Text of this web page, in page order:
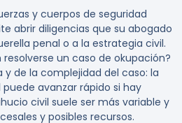
y cuerpos de seguridad
abrir diligencias que su abogado
penal o a la estrategia civil.
un caso de okupación?
y de la complejidad del caso: la
avanzar rápido si hay
civil suele ser más variable y
y posibles recursos.